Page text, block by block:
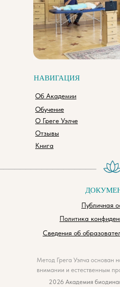
НАВИГАЦИЯ
Книга
Отзывы
О Греге Уэлче
Обучение
Публичная
Политика
Об Академии
2026 Академия
Метод Грега Уэлча основан
внимании и естественным
Сведения об